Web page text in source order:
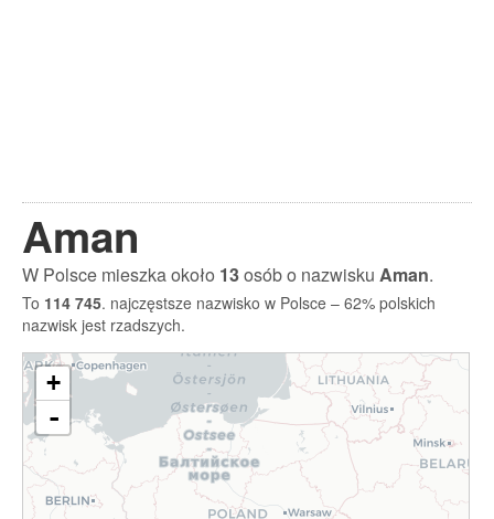
Aman
W Polsce mieszka około 13osób o nazwisku Aman.
To 114 745. najczęstsze nazwisko w Polsce – 62% polskich
nazwisk jest rzadszych.
+
-